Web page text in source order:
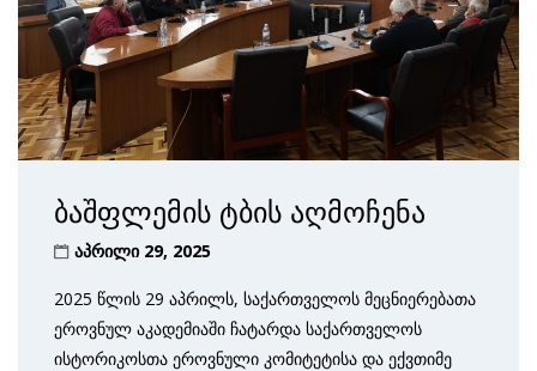
ბაშფლემის ტბის აღმოჩენა
აპრილი 29, 2025
2025 წლის 29 აპრილს, საქართველოს მეცნიერებათა
ეროვნულ აკადემიაში ჩატარდა საქართველოს
ისტორიკოსთა ეროვნული კომიტეტისა და ექვთიმე